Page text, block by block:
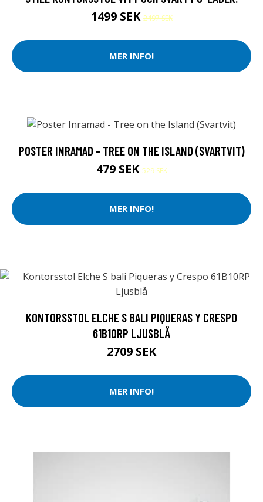
1499 SEK2497 SEK
MER INFO!
POSTER INRAMAD - TREE ON THE ISLAND (SVARTVIT)
479 SEK529 SEK
MER INFO!
KONTORSSTOL ELCHE S BALI PIQUERAS Y CRESPO
61B10RP LJUSBLÅ
2709 SEK
MER INFO!